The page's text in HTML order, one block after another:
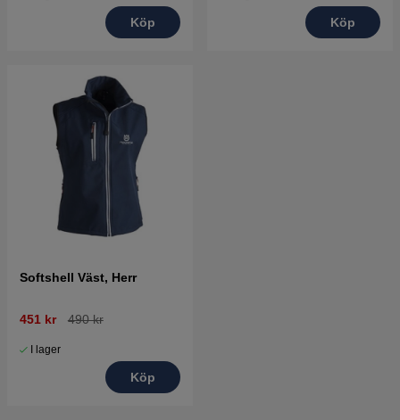
Köp Köp
Softshell Väst, Herr
451 kr 490 kr
I lager
Köp